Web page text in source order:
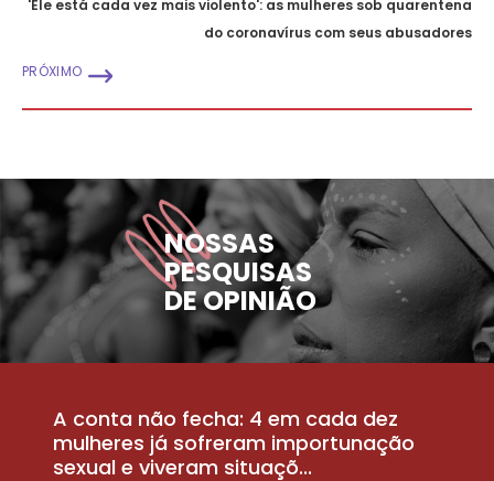
'Ele está cada vez mais violento': as mulheres sob quarentena
do coronavírus com seus abusadores
PRÓXIMO
NOSSAS
PESQUISAS
DE OPINIÃO
A conta não fecha: 4 em cada dez
mulheres já sofreram importunação
sexual e viveram situaçõ...